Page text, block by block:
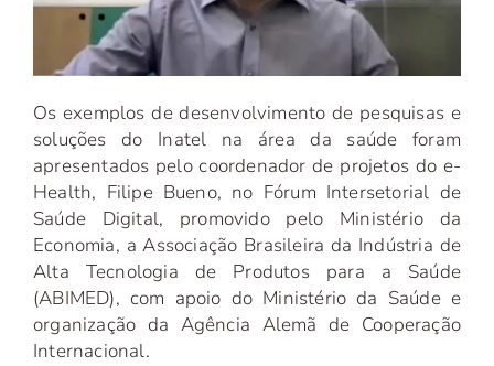
Os exemplos de desenvolvimento de pesquisas e
soluções do Inatel na área da saúde foram
apresentados pelo coordenador de projetos do e-
Health, Filipe Bueno, no Fórum Intersetorial de
Saúde Digital, promovido pelo Ministério da
Economia, a Associação Brasileira da Indústria de
Alta Tecnologia de Produtos para a Saúde
(ABIMED), com apoio do Ministério da Saúde e
organização da Agência Alemã de Cooperação
Internacional.